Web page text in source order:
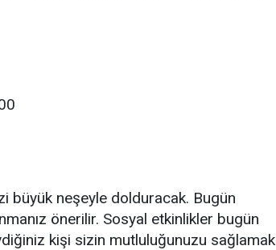
büyük neşeyle dolduracak. Bugün
önerilir. Sosyal etkinlikler bugün
kişi sizin mutluluğunuzu sağlamak